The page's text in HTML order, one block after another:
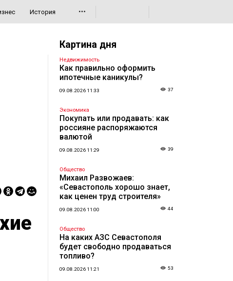
История •••
Картина дня
Недвижимость
Как правильно оформить
ипотечные каникулы?
09.08.2026 11:33 37
Экономика
Покупать или продавать: как
россияне распоряжаются
валютой
09.08.2026 11:29 39
Общество
Михаил Развожаев:
«Севастополь хорошо знает,
как ценен труд строителя»
09.08.2026 11:00 44
Общество
На каких АЗС Севастополя
будет свободно продаваться
топливо?
09.08.2026 11:21 53